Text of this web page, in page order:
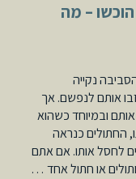
– מה
נקייה
אותם לנפשם. אך
ובמיוחד כשהוא
החתולים כנראה
לחסל אותו. אם אתם
או חתול אחד …